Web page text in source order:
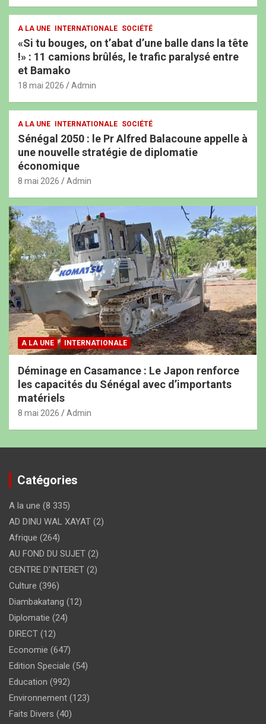
A LA UNE INTERNATIONALE SOCIÉTÉ
«Si tu bouges, on t’abat d’une balle dans la tête
!» : 11 camions brûlés, le trafic paralysé entre
et Bamako
18 mai 2026 Admin
A LA UNE INTERNATIONALE SOCIÉTÉ
Sénégal 2050 : le Pr Alfred Balacoune appelle à
une nouvelle stratégie de diplomatie
économique
8 mai 2026 Admin
A LA UNE INTERNATIONALE
Déminage en Casamance : Le Japon renforce
les capacités du Sénégal avec d’importants
matériels
8 mai 2026 Admin
Catégories
A la une (8 335)
AD DINU WAL XAYAT (2)
Afrique (264)
AU FOND DU SUJET (2)
CENTRE D'INTERET (2)
Culture (396)
Diambakatang (12)
Diplomatie (24)
DIRECT (12)
Economie (647)
Edition Speciale (54)
Education (992)
Environnement (123)
Faits Divers (40)